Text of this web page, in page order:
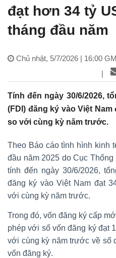
đạt hơn 34 tỷ
tháng đầu năm
Chủ nhật, 5/7/2026 | 16:00
|
Tính đến ngày 30/6/2026,
(FDI) đăng ký vào Việt Nam
so với cùng kỳ năm trước.
Theo Báo cáo tình hình kinh
đầu năm 2025 do Cục
tính đến ngày 30/6/2026,
đăng ký vào Việt Nam đạt
với cùng kỳ năm trước.
Trong đó, vốn đăng ký cấp
phép với số vốn đăng ký đạt
với cùng kỳ năm trước về số
vốn đăng ký.